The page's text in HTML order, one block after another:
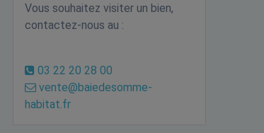
Vous souhaitez visiter un bien,
contactez-nous au :
03 22 20 28 00
vente@baiedesomme-
habitat.fr